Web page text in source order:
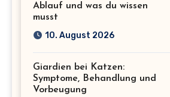
Ablauf und was du wissen
musst
10. August 2026
Giardien bei Katzen:
Symptome, Behandlung und
Vorbeugung